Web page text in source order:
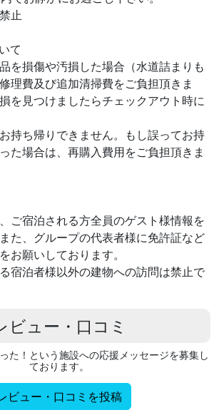
止
て
を損傷や汚損した場合（水道詰まりも
理費及び追加清掃費をご負担頂きま
を見つけましたらチェックアウト時に
持ち帰りできません。もし誤ってお持
た場合は、再購入費用をご負担頂きま
ご宿泊される方全員のゲスト様情報を
た、グループの代表者様に免許証など
お願いしております。
宿泊者様以外の建物への訪問は禁止で
ビュー・口コミ
た！という施設への応援メッセージを募集し
ております。
ビュー・口コミを投稿